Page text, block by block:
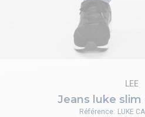
Jeans luke slim
LEE
Référence: LUKE